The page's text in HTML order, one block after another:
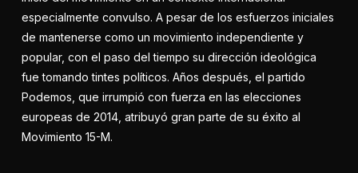
especialmente convulso. A pesar de los esfuerzos iniciales
de mantenerse como un movimiento independiente y
popular, con el paso del tiempo su dirección ideológica
fue tomando tintes políticos. Años después, el partido
Podemos, que irrumpió con fuerza en las elecciones
europeas de 2014, atribuyó gran parte de su éxito al
Movimiento 15-M.